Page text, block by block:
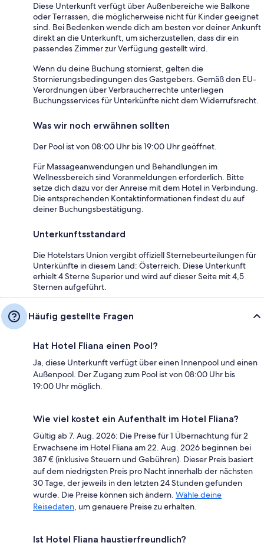
Diese Unterkunft verfügt über Außenbereiche wie Balkone
oder Terrassen, die möglicherweise nicht für Kinder geeignet
sind. Bei Bedenken wende dich am besten vor deiner Ankunft
direkt an die Unterkunft, um sicherzustellen, dass dir ein
passendes Zimmer zur Verfügung gestellt wird.
Wenn du deine Buchung stornierst, gelten die
Stornierungsbedingungen des Gastgebers. Gemäß den EU-
Verordnungen über Verbraucherrechte unterliegen
Buchungsservices für Unterkünfte nicht dem Widerrufsrecht.
Was wir noch erwähnen sollten
Der Pool ist von 08:00 Uhr bis 19:00 Uhr geöffnet.
Für Massageanwendungen und Behandlungen im
Wellnessbereich sind Voranmeldungen erforderlich. Bitte
setze dich dazu vor der Anreise mit dem Hotel in Verbindung.
Die entsprechenden Kontaktinformationen findest du auf
deiner Buchungsbestätigung.
Unterkunftsstandard
Die Hotelstars Union vergibt offiziell Sternebeurteilungen für
Unterkünfte in diesem Land: Österreich. Diese Unterkunft
erhielt 4 Sterne Superior und wird auf dieser Seite mit 4,5
Sternen aufgeführt.
Häufig gestellte Fragen
Hat Hotel Fliana einen Pool?
Ja, diese Unterkunft verfügt über einen Innenpool und einen
Außenpool. Der Zugang zum Pool ist von 08:00 Uhr bis
19:00 Uhr möglich.
Wie viel kostet ein Aufenthalt im Hotel Fliana?
Gültig ab 7. Aug. 2026: Die Preise für 1 Übernachtung für 2
Erwachsene im Hotel Fliana am 22. Aug. 2026 beginnen bei
387 € (inklusive Steuern und Gebühren). Dieser Preis basiert
auf dem niedrigsten Preis pro Nacht innerhalb der nächsten
30 Tage, der jeweils in den letzten 24 Stunden gefunden
wurde. Die Preise können sich ändern. Wähle deine
Reisedaten, um genauere Preise zu erhalten.
Ist Hotel Fliana haustierfreundlich?